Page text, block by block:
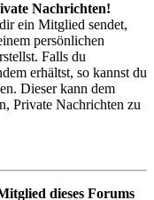
Nachrichten!
ein Mitglied sendet,
persönlichen
Falls du
erhältst, so kannst du
Dieser kann dem
Private Nachrichten zu
dieses Forums